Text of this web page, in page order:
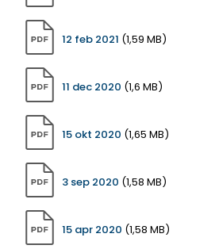
12 feb 2021 (1,59 MB)
11 dec 2020 (1,6 MB)
15 okt 2020 (1,65 MB)
3 sep 2020 (1,58 MB)
15 apr 2020 (1,58 MB)